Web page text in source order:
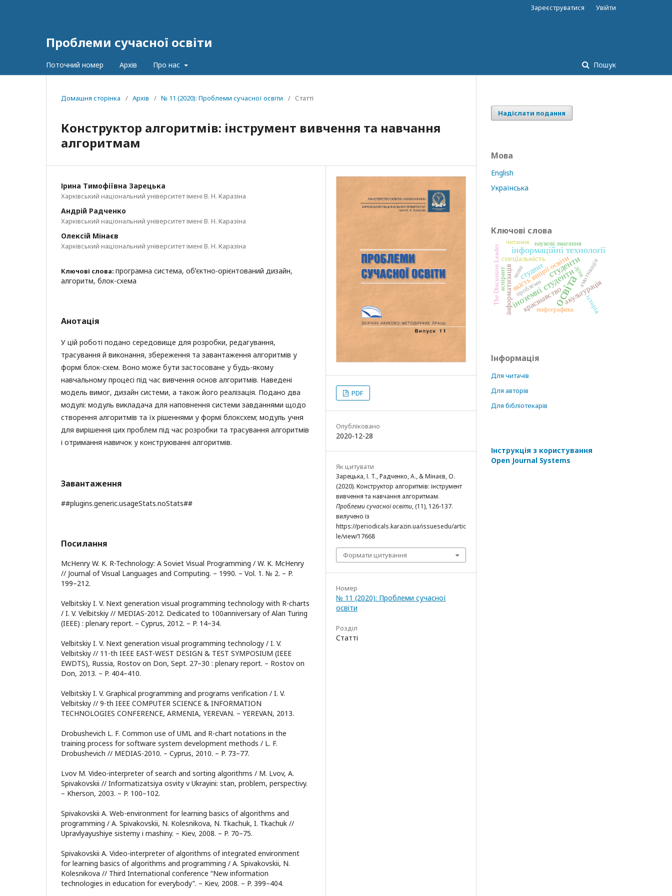
Проблеми сучасної освіти
Поточний номер Архів Про нас Пошук
Зареєструватися Увійти
Домашня сторінка / Архів / № 11 (2020): Проблеми сучасної освіти / Статті
Конструктор алгоритмів: інструмент вивчення та навчання
алгоритмам
Ірина Тимофіївна Зарецька
Харківський національний університет імені В. Н. Каразіна
Андрій Радченко
Харківський національний університет імені В. Н. Каразіна
Олексій Мінаєв
Харківський національний університет імені В. Н. Каразіна
Ключові слова: програмна система, обʼєктно-орієнтований дизайн,
алгоритм, блок-схема
Анотація
У цій роботі подано середовище для розробки, редагування,
трасування й виконання, збереження та завантаження алгоритмів у
формі блок-схем. Воно може бути застосоване у будь-якому
навчальному процесі під час вивчення основ алгоритмів. Наведені
модель вимог, дизайн системи, а також його реалізація. Подано два
модулі: модуль викладача для наповнення системи завданнями щодо
створення алгоритмів та їх рішеннями у формі блоксхем; модуль учня
для вирішення цих проблем під час розробки та трасування алгоритмів
і отримання навичок у конструюванні алгоритмів.
Завантаження
##plugins.generic.usageStats.noStats##
Посилання
McHenry W. K. R-Technology: A Soviet Visual Programming / W. K. McHenry
// Journal of Visual Languages and Computing. – 1990. – Vol. 1. № 2. – P.
199–212.
Velbitskiy I. V. Next generation visual programming technology with R-charts
/ I. V. Velbitskiy // MEDIAS-2012. Dedicated to 100anniversary of Alan Turing
(IEEE) : plenary report. – Cyprus, 2012. – P. 14–34.
Velbitskiy I. V. Next generation visual programming technology / I. V.
Velbitskiy // 11-th IEEE EAST-WEST DESIGN & TEST SYMPOSIUM (IEEE
EWDTS), Russia, Rostov on Don, Sept. 27–30 : plenary report. – Rostov on
Don, 2013. – P. 404–410.
Velbitskiy I. V. Graphical programming and programs verification / I. V.
Velbitskiy // 9-th IEEE COMPUTER SCIENCE & INFORMATION
TECHNOLOGIES CONFERENCE, ARMENIA, YEREVAN. – YEREVAN, 2013.
Drobushevich L. F. Common use of UML and R-chart notations in the
training process for software system development methods / L. F.
Drobushevich // MEDIAS-2010. – Cyprus, 2010. – P. 73–77.
Lvov M. Video-interpreter of search and sorting algorithms / M. Lvov, A.
Spivakovskii // Informatizatsiya osvity v Ukrayini: stan, problem, perspectivy.
– Kherson, 2003. – P. 100–102.
Spivakovskii A. Web-environment for learning basics of algorithms and
programming / A. Spivakovskii, N. Kolesnikova, N. Tkachuk, I. Tkachuk //
Upravlyayushiye sistemy i mashiny. – Kiev, 2008. – P. 70–75.
Spivakovskii A. Video-interpreter of algorithms of integrated environment
for learning basics of algorithms and programming / A. Spivakovskii, N.
Kolesnikova // Third International conference “New information
technologies in education for everybody”. – Kiev, 2008. – P. 399–404.
PDF
Опубліковано
2020-12-28
Як цитувати
Зарецька, І. Т., Радченко, А., & Мінаєв, О.
(2020). Конструктор алгоритмів: інструмент
вивчення та навчання алгоритмам.
Проблеми сучасної освіти, (11), 126-137.
вилучено із
https://periodicals.karazin.ua/issuesedu/artic
le/view/17668
Формати цитування
Номер
№ 11 (2020): Проблеми сучасної
освіти
Розділ
Статті
Надіслати подання
Мова
English
Українська
Ключові слова
освіта
іноземні студенти
студенти
інформаційні технології
інформатизаціяякість вищої освіти
студент
краєзнавствоакультурація
спеціальність
инфографика
аспірант амотивація
проблеми
наукові змагання
діти
історія
The Discussion Leader мова
читання
Інформація
Для читачів
Для авторів
Для бібліотекарів
Інструкція з користування
Open Journal Systems